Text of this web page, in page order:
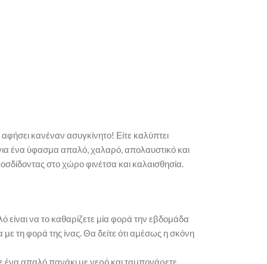
κανέναν ασυγκίνητο! Είτε καλύπτει
ένα ύφασμα απαλό, χαλαρό, απολαυστικό και
στο χώρο φινέτσα και καλαισθησία.
είναι να το καθαρίζετε μία φορά την εβδομάδα
τη φορά της ίνας. Θα δείτε ότι αμέσως η σκόνη
ένα απαλό πανάκι με νερό και ταμπονάρετε